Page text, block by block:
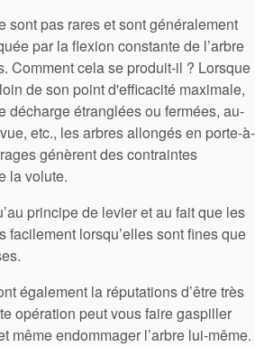
sont pas rares et sont généralement
par la flexion constante de l’arbre
Comment cela se produit-il ? Lorsque
de son point d'efficacité maximale,
décharge étranglées ou fermées, au-
etc., les arbres allongés en porte-à-
génèrent des contraintes
la volute.
principe de levier et au fait que les
facilement lorsqu’elles sont fines que
également la réputations d’être très
opération peut vous faire gaspiller
même endommager l’arbre lui-même.